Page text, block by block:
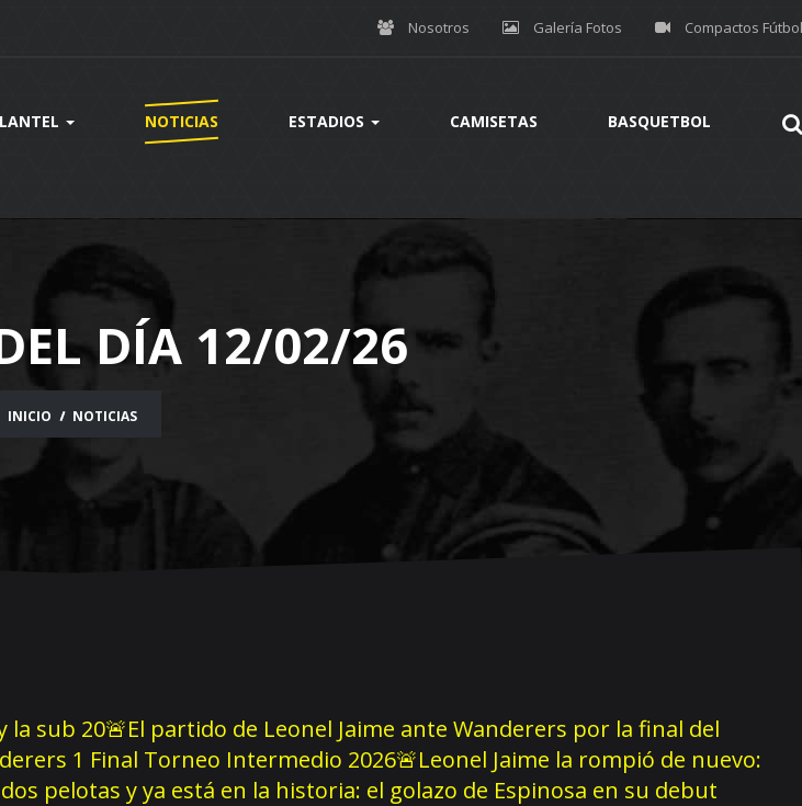
Nosotros Galería Fotos Compactos Fútbol
NOTICIAS ESTADIOS CAMISETAS BASQUETBOL
DÍA 12/02/26
INICIO NOTICIAS
la sub 20🚨El partido de Leonel Jaime ante Wanderers por la final del
1 Final Torneo Intermedio 2026🚨Leonel Jaime la rompió de nuevo:
pelotas y ya está en la historia: el golazo de Espinosa en su debut